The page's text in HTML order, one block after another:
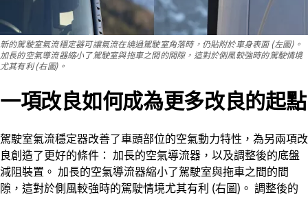
新的駕駛室氣流穩定器可讓氣流在繞過駕駛室角落時，仍貼附於車身表面 (左圖)。
加長的空氣導流器縮小了駕駛室與拖車之間的間隙，這對於側風較強時的駕駛情境
尤其有利 (右圖)。
一項改良如何成為更多改良的起點
駕駛室氣流穩定器改善了車頭部位的空氣動力特性，為另兩項改
良創造了更好的條件： 加長的空氣導流器，以及調整後的底盤
減阻裝置。 加長的空氣導流器縮小了駕駛室與拖車之間的間
隙，這對於側風較強時的駕駛情境尤其有利 (右圖)。 調整後的